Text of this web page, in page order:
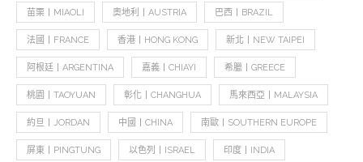
苗栗丨MIAOLI 奧地利丨AUSTRIA 巴西丨BRAZIL
法國丨FRANCE 香港丨HONG KONG 新北丨NEW TAIPEI
阿根廷丨ARGENTINA 嘉義丨CHIAYI 希臘丨GREECE
桃園丨TAOYUAN 彰化丨CHANGHUA 馬來西亞丨MALAYSIA
約旦丨JORDAN 中國丨CHINA 南歐丨SOUTHERN EUROPE
屏東丨PINGTUNG 以色列丨ISRAEL 印度丨INDIA